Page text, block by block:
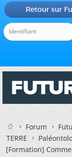
Retour sur
Forum
TERRE
[Formation]